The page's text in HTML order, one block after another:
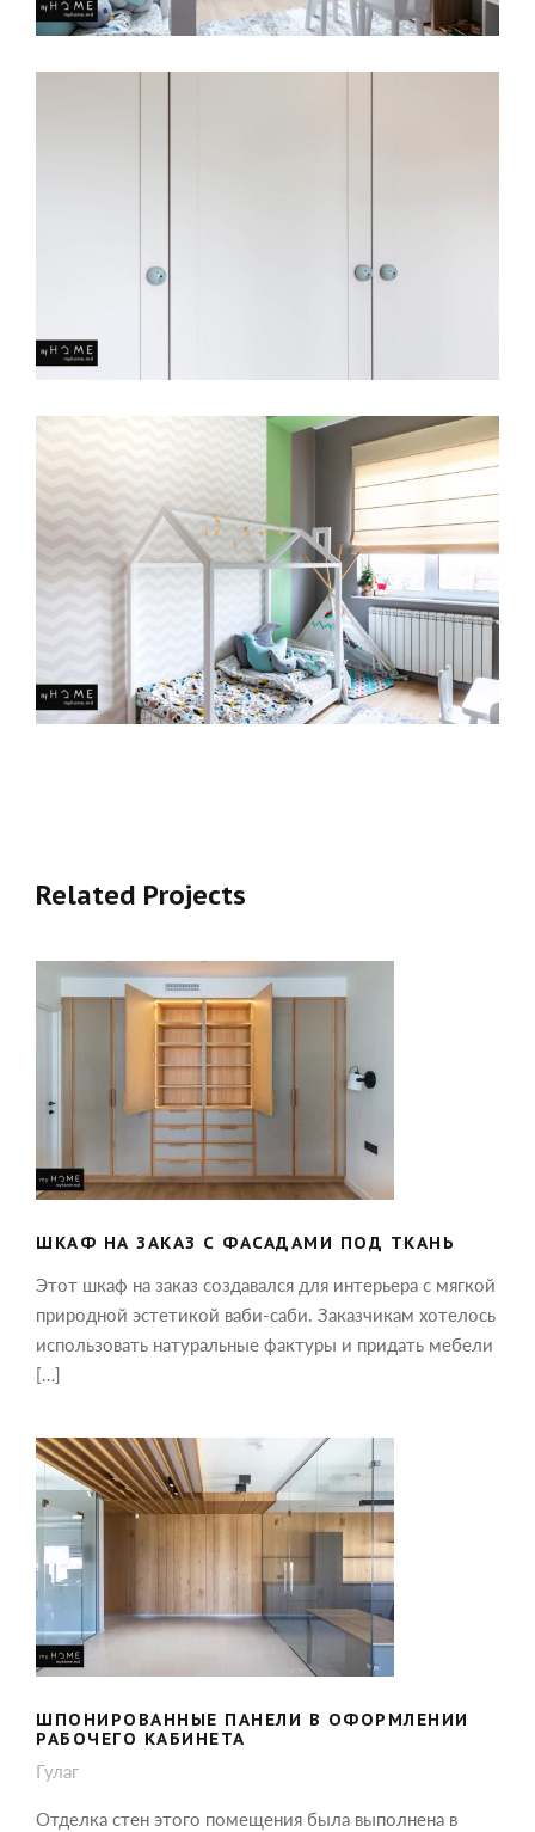
Related Projects
ШКАФ НА ЗАКАЗ С ФАСАДАМИ ПОД
ТКАНЬ
ШКАФ НА ЗАКАЗ С ФАСАДАМИ ПОД ТКАНЬ
Этот шкаф на заказ создавался для интерьера с мягкой
природной эстетикой ваби-саби. Заказчикам хотелось
использовать натуральные фактуры и придать мебели
[…]
ШПОНИРОВАННЫЕ ПАНЕЛИ В
ОФОРМЛЕНИИ РАБОЧЕГО КАБИНЕТА
ШПОНИРОВАННЫЕ ПАНЕЛИ В ОФОРМЛЕНИИ
РАБОЧЕГО КАБИНЕТА
Гулаг
Отделка стен этого помещения была выполнена в